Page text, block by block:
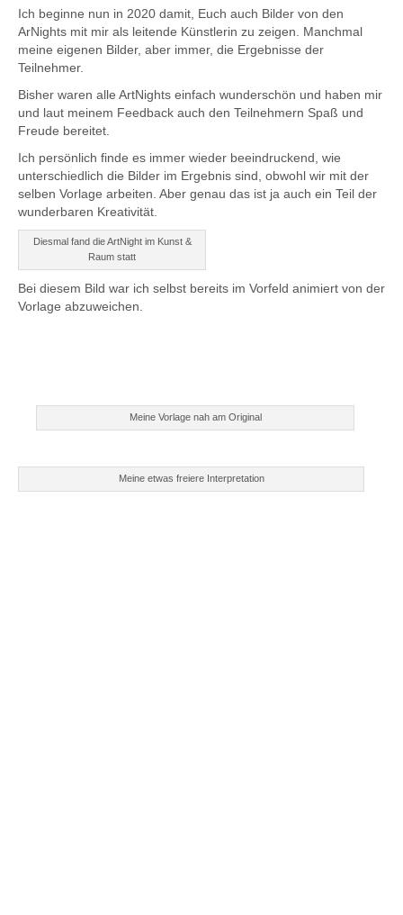
Ich beginne nun in 2020 damit, Euch auch Bilder von den
ArNights mit mir als leitende Künstlerin zu zeigen. Manchmal
meine eigenen Bilder, aber immer, die Ergebnisse der
Teilnehmer.
Bisher waren alle ArtNights einfach wunderschön und haben mir
und laut meinem Feedback auch den Teilnehmern Spaß und
Freude bereitet.
Ich persönlich finde es immer wieder beeindruckend, wie
unterschiedlich die Bilder im Ergebnis sind, obwohl wir mit der
selben Vorlage arbeiten. Aber genau das ist ja auch ein Teil der
wunderbaren Kreativität.
Diesmal fand die ArtNight im Kunst &
Raum statt
Bei diesem Bild war ich selbst bereits im Vorfeld animiert von der
Vorlage abzuweichen.
Meine Vorlage nah am Original
Meine etwas freiere Interpretation